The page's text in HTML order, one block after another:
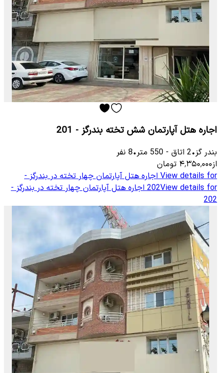
اجاره هتل آپارتمان شش تخته بندرگز - 201
بندر گز•
2 اتاق -
550 متر•
8 نفر
از۴٬۳۵۰٬۰۰۰ تومان
View details for اجاره هتل آپارتمان چهار تخته در بندرگز -
202View details for
اجاره هتل آپارتمان چهار تخته در بندرگز -
202